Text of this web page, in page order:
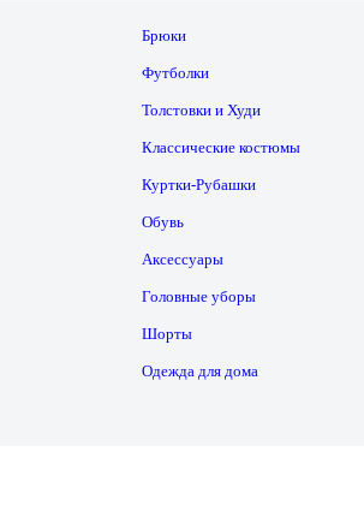
Брюки
Футболки
Толстовки и Худи
Классические костюмы
Куртки-Рубашки
Обувь
Аксессуары
Головные уборы
Шорты
Одежда для дома